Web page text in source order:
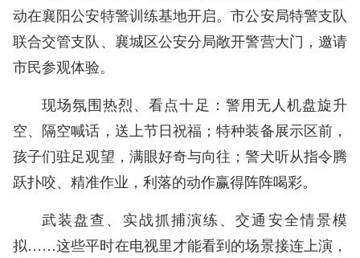
动在襄阳公安特警训练基地开启。市公安局特警支队
联合交管支队、襄城区公安分局敞开警营大门，邀请
市民参观体验。
现场氛围热烈、看点十足：警用无人机盘旋升
空、隔空喊话，送上节日祝福；特种装备展示区前，
孩子们驻足观望，满眼好奇与向往；警犬听从指令腾
跃扑咬、精准作业，利落的动作赢得阵阵喝彩。
武装盘查、实战抓捕演练、交通安全情景模
拟……这些平时在电视里才能看到的场景接连上演，